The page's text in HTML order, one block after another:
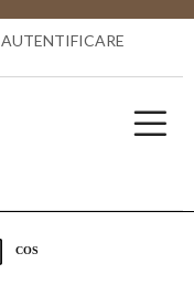
AUTENTIFICARE
COS